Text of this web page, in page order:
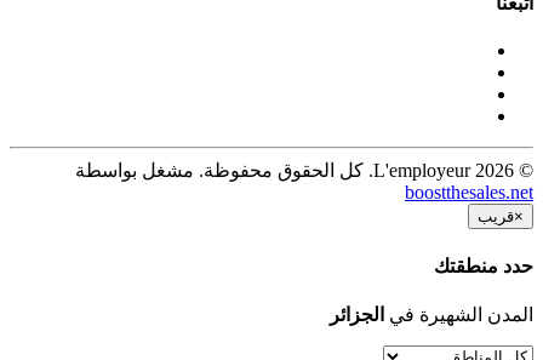
© 2026 L'employeur. كل الحقوق محفوظة. مشغل بواسطة
boostthesales.net
×قريب
حدد منطقتك
المدن الشهيرة في الجزائر